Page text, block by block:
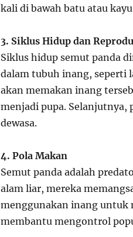
kali di bawah batu atau
3. Siklus Hidup dan
Siklus hidup semut panda
dalam tubuh inang, seperti
akan memakan inang
menjadi pupa. Selanjutnya,
dewasa.
4. Pola Makan
Semut panda adalah
alam liar, mereka
menggunakan inang untuk
membantu mengontrol